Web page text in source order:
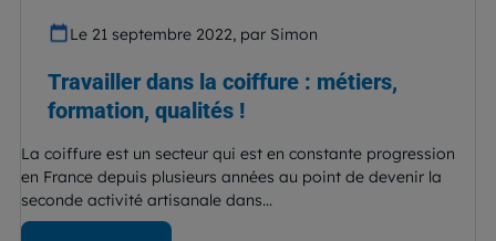
Le 21 septembre 2022, par Simon
Travailler dans la coiffure : métiers,
formation, qualités !
La coiffure est un secteur qui est en constante progression
en France depuis plusieurs années au point de devenir la
seconde activité artisanale dans...